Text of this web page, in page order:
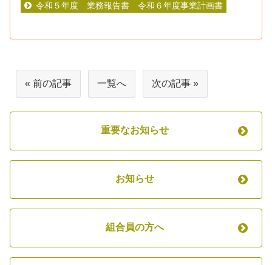
令和５年度 業務報告書 令和６年度事業計画書
« 前の記事 一覧へ 次の記事 »
重要なお知らせ
お知らせ
組合員の方へ